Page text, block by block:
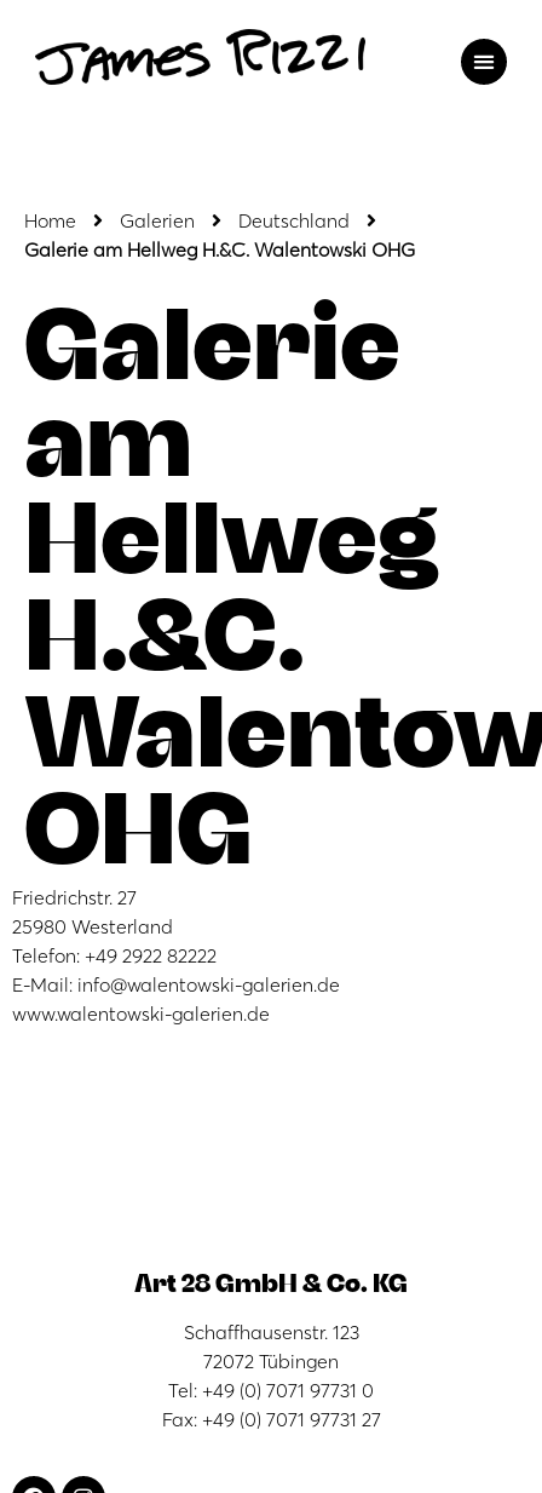
Home Galerien
Deutschland
Galerie am Hellweg H.&C. Walentowski OHG
Galerie
am
Hellweg
H.&C.
OHG
Friedrichstr. 27
25980 Westerland
Telefon: +49 2922 82222
E-Mail: info@walentowski-galerien.de
www.walentowski-galerien.de
Art 28 GmbH & Co. KG
Schaffhausenstr. 123
72072 Tübingen
Tel: +49 (0) 7071 97731 0
Fax: +49 (0) 7071 97731 27